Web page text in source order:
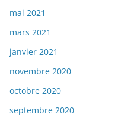
mai 2021
mars 2021
janvier 2021
novembre 2020
octobre 2020
septembre 2020